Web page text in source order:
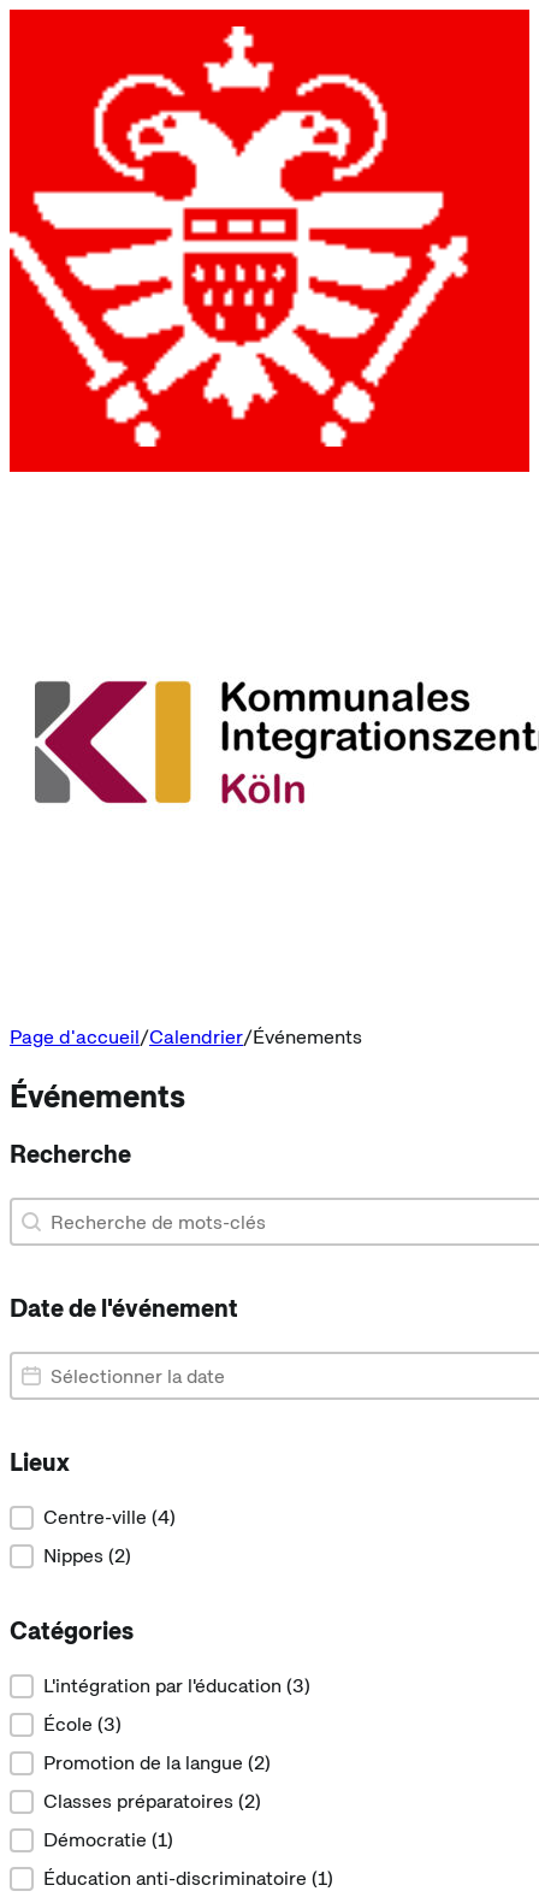
Page d'accueil Calendrier Événements
Événements
Recherche
Recherche
Recherche
Date de l'événement
Date de l'événement
Date de l'événement
Lieux
LieuxCentre-ville (4)
Nippes(2)
Catégories
Catégories
L'intégration par l'éducation (3)
École (3)
Promotion de la langue (2)
Classes préparatoires(2)
Démocratie (1)
Éducation anti-discriminatoire (1)